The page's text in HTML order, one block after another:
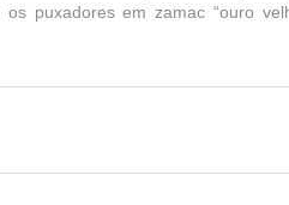
puxadores em zamac “ouro